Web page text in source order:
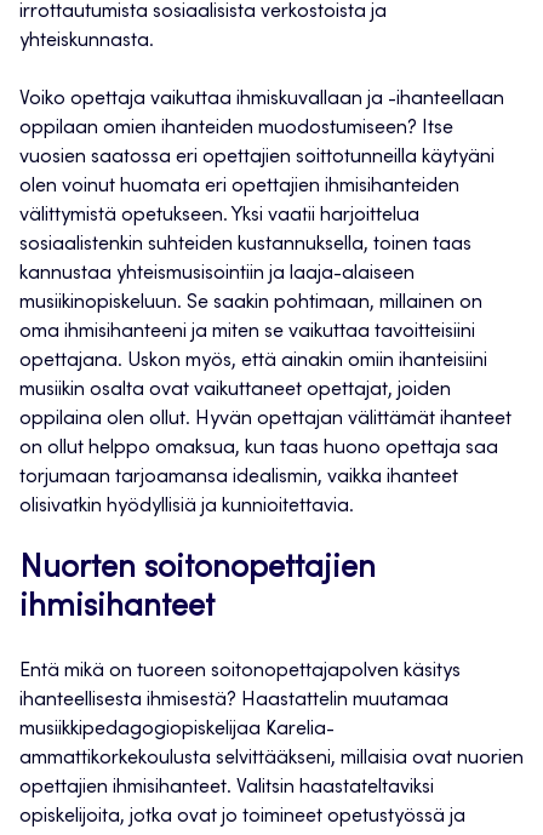
irrottautumista sosiaalisista verkostoista ja
yhteiskunnasta.
Voiko opettaja vaikuttaa ihmiskuvallaan ja -ihanteellaan
oppilaan omien ihanteiden muodostumiseen? Itse
vuosien saatossa eri opettajien soittotunneilla käytyäni
olen voinut huomata eri opettajien ihmisihanteiden
välittymistä opetukseen. Yksi vaatii harjoittelua
sosiaalistenkin suhteiden kustannuksella, toinen taas
kannustaa yhteismusisointiin ja laaja-alaiseen
musiikinopiskeluun. Se saakin pohtimaan, millainen on
oma ihmisihanteeni ja miten se vaikuttaa tavoitteisiini
opettajana. Uskon myös, että ainakin omiin ihanteisiini
musiikin osalta ovat vaikuttaneet opettajat, joiden
oppilaina olen ollut. Hyvän opettajan välittämät ihanteet
on ollut helppo omaksua, kun taas huono opettaja saa
torjumaan tarjoamansa idealismin, vaikka ihanteet
olisivatkin hyödyllisiä ja kunnioitettavia.
Nuorten soitonopettajien
ihmisihanteet
Entä mikä on tuoreen soitonopettajapolven käsitys
ihanteellisesta ihmisestä? Haastattelin muutamaa
musiikkipedagogiopiskelijaa Karelia-
ammattikorkekoulusta selvittääkseni, millaisia ovat nuorien
opettajien ihmisihanteet. Valitsin haastateltaviksi
opiskelijoita, jotka ovat jo toimineet opetustyössä ja